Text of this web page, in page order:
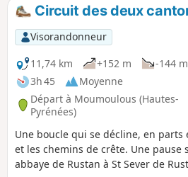
Circuit des deux
Visorandonneur
11,74 km
+152 m
-144 m
3h 45
Moyenne
Départ à Moumoulous (Hautes-
Pyrénées)
Une boucle qui se décline, en
et les chemins de crête. Une pause
abbaye de Rustan à St Sever de